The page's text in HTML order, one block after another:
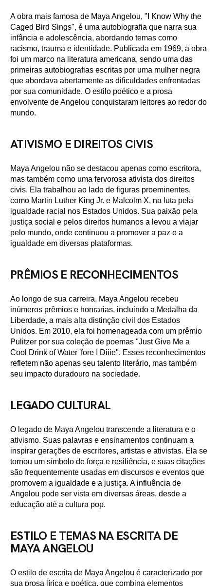
A obra mais famosa de Maya Angelou, "I Know Why the
Caged Bird Sings", é uma autobiografia que narra sua
infância e adolescência, abordando temas como
racismo, trauma e identidade. Publicada em 1969, a obra
foi um marco na literatura americana, sendo uma das
primeiras autobiografias escritas por uma mulher negra
que abordava abertamente as dificuldades enfrentadas
por sua comunidade. O estilo poético e a prosa
envolvente de Angelou conquistaram leitores ao redor do
mundo.
ATIVISMO E DIREITOS CIVIS
Maya Angelou não se destacou apenas como escritora,
mas também como uma fervorosa ativista dos direitos
civis. Ela trabalhou ao lado de figuras proeminentes,
como Martin Luther King Jr. e Malcolm X, na luta pela
igualdade racial nos Estados Unidos. Sua paixão pela
justiça social e pelos direitos humanos a levou a viajar
pelo mundo, onde continuou a promover a paz e a
igualdade em diversas plataformas.
PRÊMIOS E RECONHECIMENTOS
Ao longo de sua carreira, Maya Angelou recebeu
inúmeros prêmios e honrarias, incluindo a Medalha da
Liberdade, a mais alta distinção civil dos Estados
Unidos. Em 2010, ela foi homenageada com um prêmio
Pulitzer por sua coleção de poemas "Just Give Me a
Cool Drink of Water 'fore I Diiie". Esses reconhecimentos
refletem não apenas seu talento literário, mas também
seu impacto duradouro na sociedade.
LEGADO CULTURAL
O legado de Maya Angelou transcende a literatura e o
ativismo. Suas palavras e ensinamentos continuam a
inspirar gerações de escritores, artistas e ativistas. Ela se
tornou um símbolo de força e resiliência, e suas citações
são frequentemente usadas em discursos e eventos que
promovem a igualdade e a justiça. A influência de
Angelou pode ser vista em diversas áreas, desde a
educação até a cultura pop.
ESTILO E TEMAS NA ESCRITA DE
MAYA ANGELOU
O estilo de escrita de Maya Angelou é caracterizado por
sua prosa lírica e poética, que combina elementos